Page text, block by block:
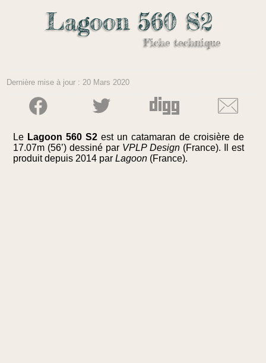
Lagoon 560 S2
Fiche technique
Dernière mise à jour : 20 Mars 2020
Le Lagoon 560 S2 est un catamaran de croisière de
17.07m (56’) dessiné par VPLP Design(France). Il est
produit depuis 2014 parLagoon (France).